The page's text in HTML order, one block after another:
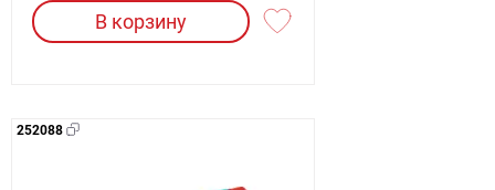
В корзину
252088